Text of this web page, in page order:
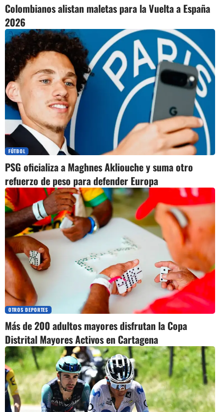
Colombianos alistan maletas para la Vuelta a España
2026
FÚTBOL
PSG oficializa a Maghnes Akliouche y suma otro
refuerzo de peso para defender Europa
OTROS DEPORTES
Más de 200 adultos mayores disfrutan la Copa
Distrital Mayores Activos en Cartagena